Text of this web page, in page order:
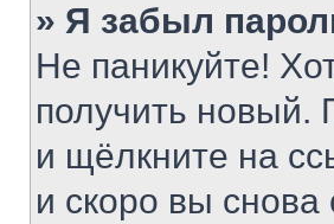
» Я забыл
Не паникуйте!
получить новый.
и щёлкните на
и скоро вы